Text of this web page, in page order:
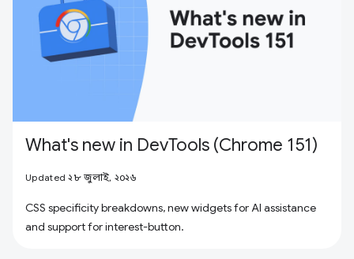
What's new in DevTools (Chrome 151)
Updated ২৮ জুলাই, ২০২৬
CSS specificity breakdowns, new widgets for AI assistance
and support for interest-button.